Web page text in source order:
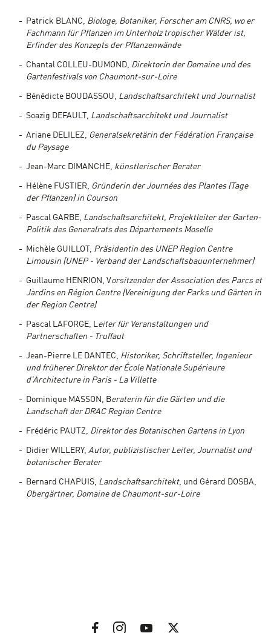
Patrick BLANC, Biologe, Botaniker, Forscher am CNRS, wo er
Fachmann für Pflanzen im Unterholz tropischer Wälder ist,
Erfinder des Konzepts der Pflanzenwände
Chantal COLLEU-DUMOND, Direktorin der Domaine und des
Gartenfestivals von Chaumont-sur-Loire
Bénédicte BOUDASSOU, Landschaftsarchitekt und Journalist
Soazig DEFAULT, Landschaftsarchitekt und Journalist
Ariane DELILEZ, Generalsekretärin der Fédération Française
du Paysage
Jean-Marc DIMANCHE, künstlerischer Berater
Hélène FUSTIER, Gründerin der Journées des Plantes (Tage
der Pflanzen) in Courson
Pascal GARBE, Landschaftsarchitekt, Projektleiter der Garten-
Politik des Generalrats des Départements Moselle
Michèle GUILLOT, Präsidentin des UNEP Region Centre
Limousin (UNEP - Verband der Landschaftsbauunternehmer)
Guillaume HENRION, Vorsitzender der Association des Parcs et
Jardins en Région Centre (Vereinigung der Parks und Gärten in
der Region Centre)
Pascal LAFORGE, Leiter für Veranstaltungen und
Partnerschaften - Truffaut
Jean-Pierre LE DANTEC, Historiker, Schriftsteller, Ingenieur
und früherer Direktor der École Nationale Supérieure
d’Architecture in Paris - La Villette
Dominique MASSON, Beraterin für die Gärten und die
Landschaft der DRAC Region Centre
Frédéric PAUTZ, Direktor des Botanischen Gartens in Lyon
Didier WILLERY, Autor, publizistischer Leiter, Journalist und
botanischer Berater
Bernard CHAPUIS, Landschaftsarchitekt, und Gérard DOSBA,
Obergärtner, Domaine de Chaumont-sur-Loire